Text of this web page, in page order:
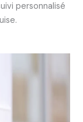
personnalisé